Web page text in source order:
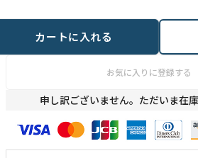
お気に入りに登録する
カートに入れる
申し訳ございません。ただいま在